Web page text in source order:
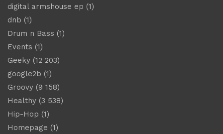
digital armshouse ep (1)
dnb (1)
Drum n Bass (1)
Events (1)
Geeky (12 203)
google2b (1)
Groovy (9 158)
Healthy (3 538)
Hip-Hop (1)
Homepage (1)